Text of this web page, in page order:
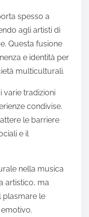
favorisce
sociale tra
di background
spesso a
agli artisti di
Questa fusione
e identità per
tradizioni
condivise.
le barriere